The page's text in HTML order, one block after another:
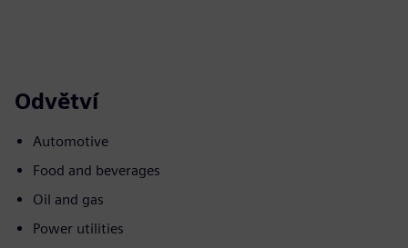
Odvětví
Automotive
Food and beverages
Oil and gas
Power utilities